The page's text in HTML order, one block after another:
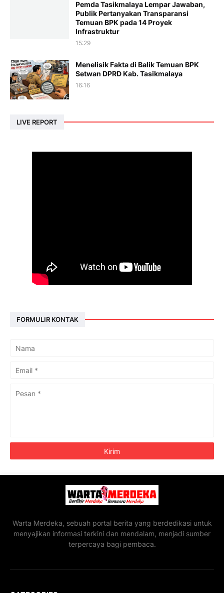
Pemda Tasikmalaya Lempar Jawaban,
Publik Pertanyakan Transparansi
Temuan BPK pada 14 Proyek
Infrastruktur
15:29
Menelisik Fakta di Balik Temuan BPK
Setwan DPRD Kab. Tasikmalaya
16:16
LIVE REPORT
FORMULIR KONTAK
Warta Merdeka, sebuah portal berita yang berdedikasi untuk
menyajikan informasi terkini dan mendalam, menjadi sumber
terpercaya bagi pembaca.